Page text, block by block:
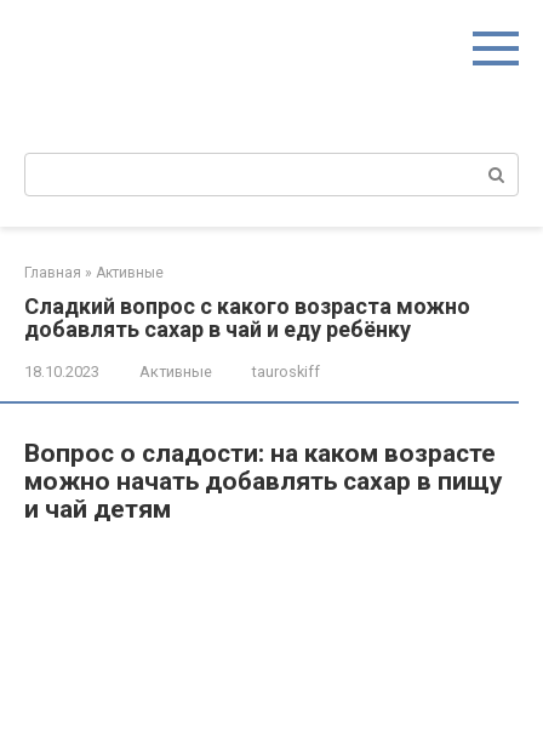
Поиск:
Главная » Активные
Сладкий вопрос с какого возраста можно
добавлять сахар в чай и еду ребёнку
18.10.2023 Активные tauroskiff
Вопрос о сладости: на каком возрасте
можно начать добавлять сахар в пищу
и чай детям